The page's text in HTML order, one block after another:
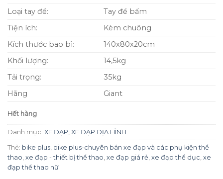
Loại tay đề:
Tay đề bấm
Tiện ích:
Kèm chuông
Kích thước bao bì:
140x80x20cm
Khối lượng:
14,5kg
Tải trọng:
35kg
Hãng
Giant
Hết hàng
Danh mục: XE ĐẠP XE ĐẠP ĐỊA HÌNH
Thẻ: bike plus bike plus-chuyên bán xe đạp và các phụ kiện thể
thao xe đạp - thiết bị thể thao xe đạp giá rẻ xe đạp thể dục xe
đạp thể thao nữ